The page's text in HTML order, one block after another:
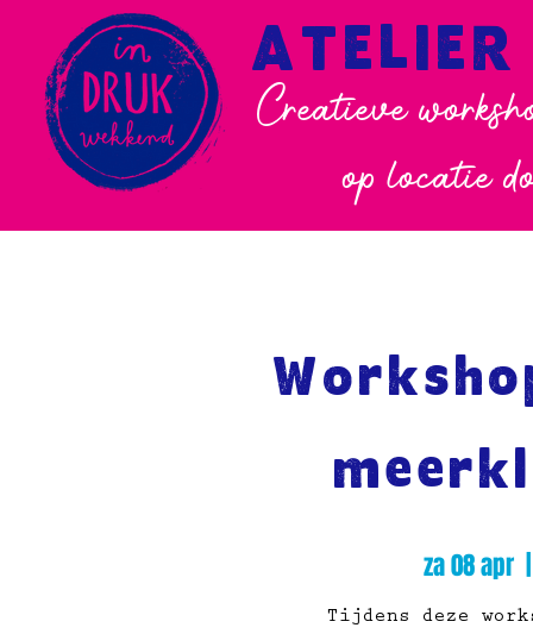
Creatieve
op locatie
za 08 apr
Tijdens deze